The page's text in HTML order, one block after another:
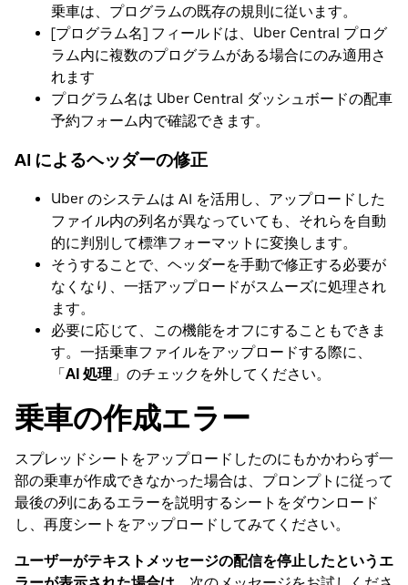
乗車は、プログラムの既存の規則に従います。
[プログラム名] フィールドは、Uber Central プログ
ラム内に複数のプログラムがある場合にのみ適用さ
れます
プログラム名は Uber Central ダッシュボードの配車
予約フォーム内で確認できます。
AI によるヘッダーの修正
Uber のシステムは AI を活用し、アップロードした
ファイル内の列名が異なっていても、それらを自動
的に判別して標準フォーマットに変換します。
そうすることで、ヘッダーを手動で修正する必要が
なくなり、一括アップロードがスムーズに処理され
ます。
必要に応じて、この機能をオフにすることもできま
す。一括乗車ファイルをアップロードする際に、
「AI 処理 」のチェックを外してください。
乗車の作成エラー
スプレッドシートをアップロードしたのにもかかわらず一
部の乗車が作成できなかった場合は、プロンプトに従って
最後の列にあるエラーを説明するシートをダウンロード
し、再度シートをアップロードしてみてください。
ユーザーがテキストメッセージの配信を停止したというエ